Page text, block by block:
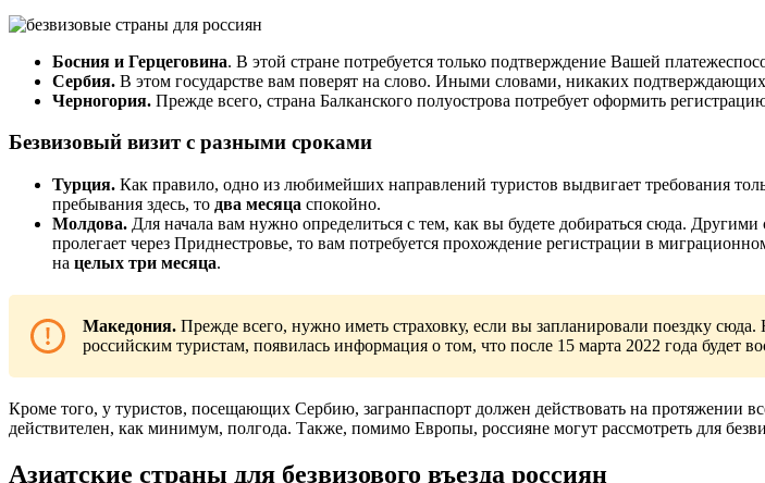
Босния и Герцеговина. В этой стране потребуется только подтверждение Вашей
Сербия. В этом государстве вам поверят на слово. Иными словами, никаких
Черногория. Прежде всего, страна Балканского полуострова потребует оформить
Безвизовый визит с разными сроками
Турция. Как правило, одно из любимейших направлений туристов выдвигает требования
пребывания здесь, то два месяца спокойно.
Молдова. Для начала вам нужно определиться с тем, как вы будете добираться сюда.
пролегает через Приднестровье, то вам потребуется прохождение регистрации в
на целых три месяца.
Македония. Прежде всего, нужно иметь страховку, если вы запланировали поездку
российским туристам, появилась информация о том, что после 15 марта 2022 года будет
Кроме того, у туристов, посещающих Сербию, загранпаспорт должен действовать на протяжении
действителен, как минимум, полгода. Также, помимо Европы, россияне могут рассмотреть для
Азиатские страны для безвизового въезда россиян